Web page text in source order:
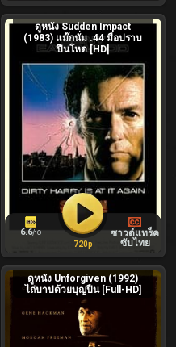
ดูหนัง Sudden Impact
(1983) แม๊กนั่ม .44 มือปราบ
ปืนโหด [HD]
6.6/10
ซาวด์แทร็ค
ซับไทย
720p
ดูหนัง Unforgiven (1992)
ไถ่บาปด้วยบุญปืน [Full-HD]